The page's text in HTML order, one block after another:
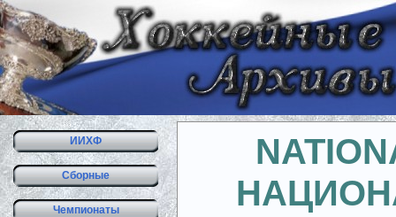
ИИХФ
Сборные
Чемпионаты